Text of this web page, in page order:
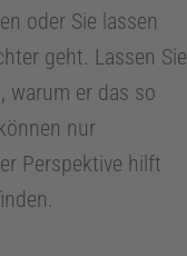
oder Sie lassen
geht. Lassen Sie
warum er das so
nur
Perspektive hilft